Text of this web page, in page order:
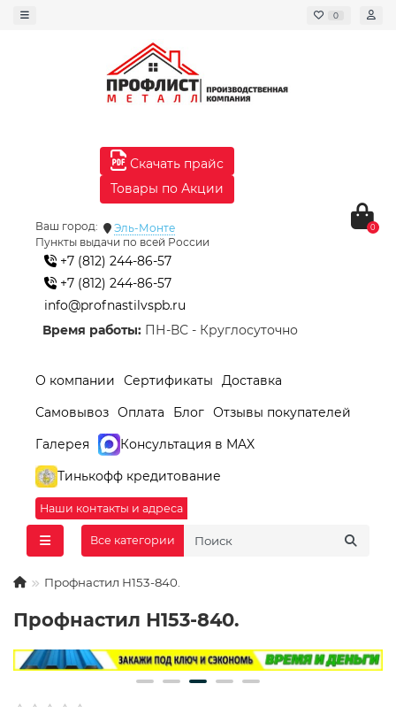
0
Скачать прайс
Товары по Акции
Ваш город:
Эль-Монте
Пункты выдачи по всей России
+7 (812) 244-86-57
+7 (812) 244-86-57
info@profnastilvspb.ru
Время работы: ПН-ВС - Круглосуточно
0
О компании Сертификаты
Доставка
Самовывоз Оплата Блог Отзывы покупателей
Галерея
Консультация в MAX
Тинькофф кредитование
Наши контакты и адреса
Все категории
Профнастил Н153-840.
Профнастил Н153-840.